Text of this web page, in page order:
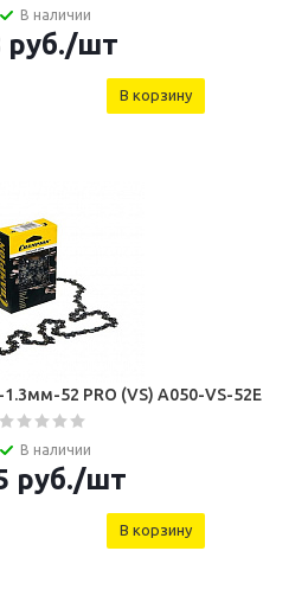
В наличии
руб./шт
В корзину
52 PRO (VS) A050-VS-52E
В наличии
руб./шт
В корзину